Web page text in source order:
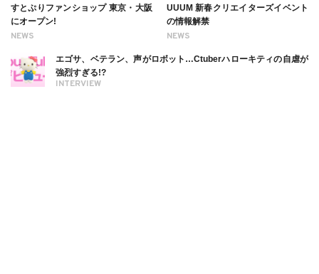
NEWS
すとぷりファンショップ 東京・大阪
にオープン!
NEWS
UUUM 新春クリエイターズイベント
の情報解禁
INTERVIEW
エゴサ、ベテラン、声がロボット…Ctuberハローキティの自虐が
強烈すぎる!?